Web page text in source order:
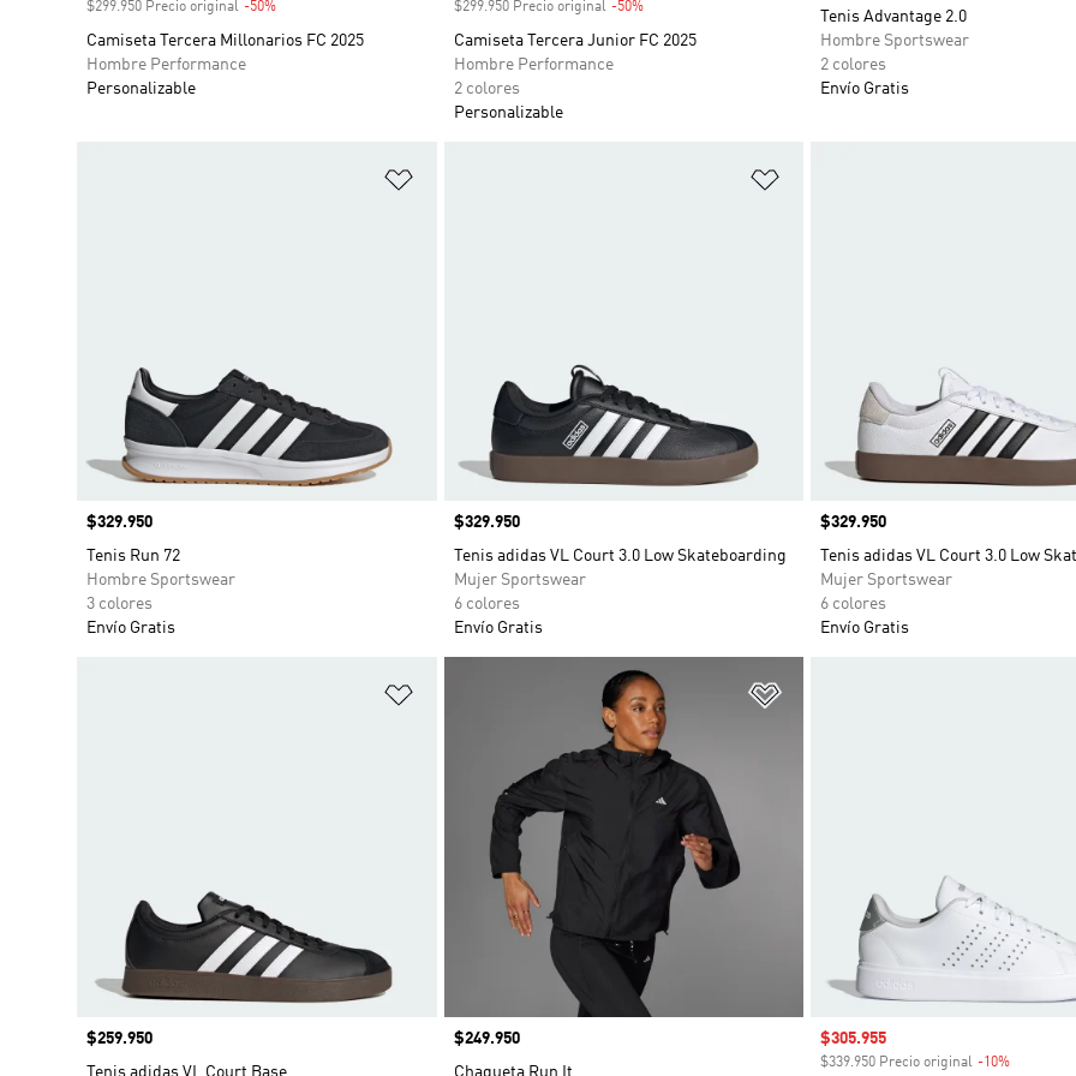
$299.950 Precio original -50%
Camiseta Tercera Millonarios FC 2025
Hombre Performance
Personalizable
$299.950 Precio original -50%Descuento
Camiseta Tercera Junior FC 2025
Hombre Performance
2 colores
Personalizable
Tenis Advantage 2.0
Hombre Sportswear
2 colores
Envío Gratis
Precio
$329.950
Tenis Run 72
Hombre Sportswear
3 colores
Envío Gratis
Precio
$329.950
Tenis adidas VL Court 3.0 Low Skateboarding
Mujer Sportswear
6 colores
Envío Gratis
Precio
$329.950
Tenis adidas VL Court 3.0 Low
Mujer Sportswear
6 colores
Envío Gratis
Añadir a la lista de deseos
Precio
$259.950
Tenis adidas VL Court Base
Precio
$249.950
Chaqueta Run It
Precio de venta
$305.955
$339.950 Precio original -10%